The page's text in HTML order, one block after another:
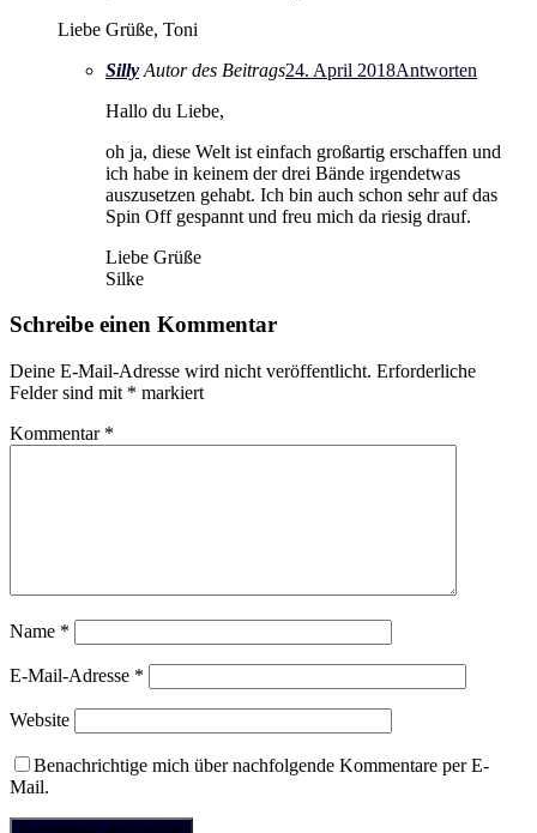
Liebe Grüße, Toni
Silly Autor des Beitrags24. April 2018Antworten
Hallo du Liebe,
oh ja, diese Welt ist einfach großartig erschaffen und
ich habe in keinem der drei Bände irgendetwas
auszusetzen gehabt. Ich bin auch schon sehr auf das
Spin Off gespannt und freu mich da riesig drauf.
Liebe Grüße
Silke
Schreibe einen Kommentar
Deine E-Mail-Adresse wird nicht veröffentlicht. Erforderliche
Felder sind mit * markiert
Kommentar *
Name *
E-Mail-Adresse *
Website
Benachrichtige mich über nachfolgende Kommentare per E-
Mail.